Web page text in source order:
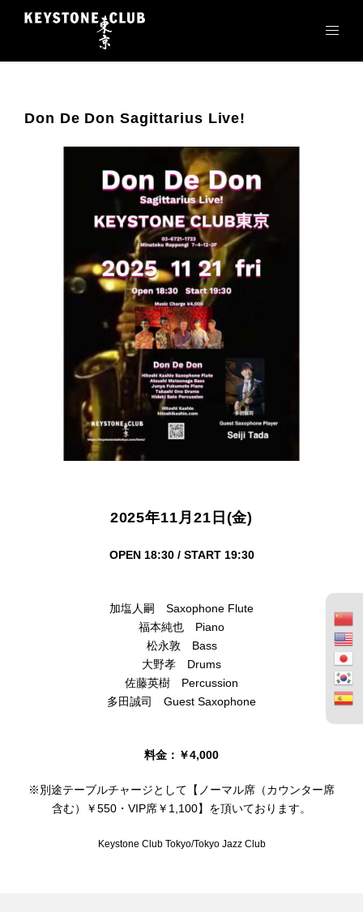
ン
Don De Don Sagittarius Live!
2025年11月21日(金)
OPEN 18:30 / START 19:30
加塩人嗣 Saxophone Flute
福本純也 Piano
松永敦 Bass
大野孝 Drums
佐藤英樹 Percussion
多田誠司 Guest Saxophone
料金：￥4,000
※別途テーブルチャージとして【ノーマル席（カウンター席
含む）￥550・VIP席￥1,100】を頂いております。
Keystone Club Tokyo/Tokyo Jazz Club